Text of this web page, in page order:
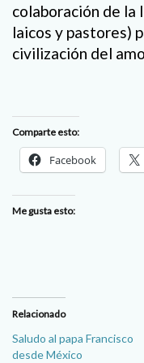
colaboración de la
laicos y pastores)
civilización del
Comparte esto:
Facebook
Me gusta esto:
Relacionado
Saludo al papa Francisco
desde México